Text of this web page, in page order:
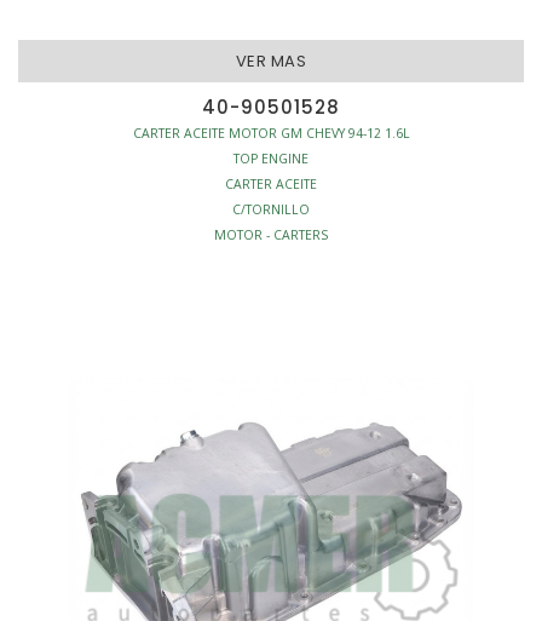
VER MAS
40-90501528
CARTER ACEITE MOTOR GM CHEVY 94-12 1.6L
TOP ENGINE
CARTER ACEITE
C/TORNILLO
MOTOR - CARTERS